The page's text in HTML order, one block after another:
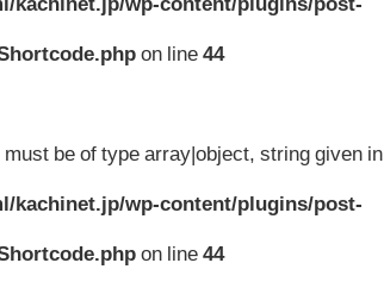
on line44
be of type array|object, string given in
kachinet.jp/wp-content/plugins/post-
on line44